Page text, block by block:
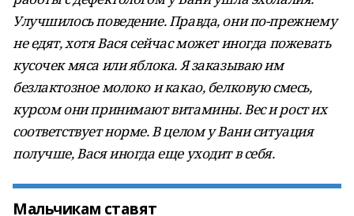
Улучшилось поведение. Правда, они по-прежнему
не едят, хотя Вася сейчас может иногда пожевать
кусочек мяса или яблока. Я заказываю им
безлактозное молоко и какао, белковую смесь,
курсом они принимают витамины. Вес и рост их
соответствует норме. В целом у Вани ситуация
получше, Вася иногда еще уходит в себя.
Мальчикам ставят